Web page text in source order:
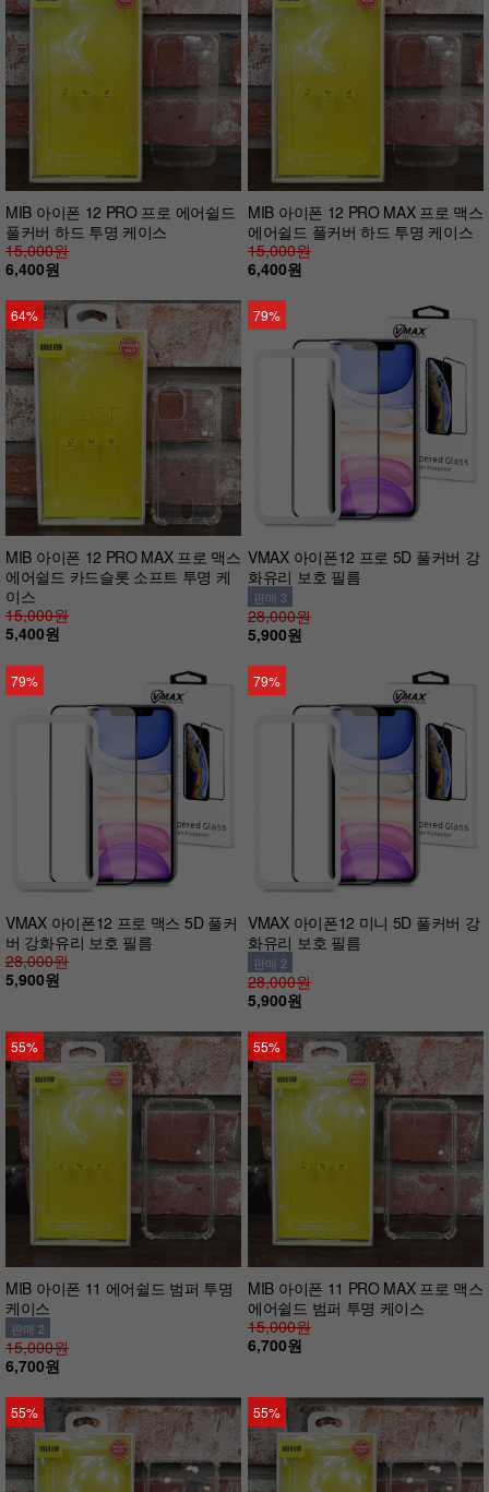
MIB 아이폰 12 PRO 프로 에어쉴드
풀커버 하드 투명 케이스
15,000원
6,400원
MIB 아이폰 12 PRO MAX 프로 맥스
에어쉴드 풀커버 하드 투명 케이스
15,000원
6,400원
64%
MIB 아이폰 12 PRO MAX 프로 맥스
에어쉴드 카드슬롯 소프트 투명 케
이스
15,000원
5,400원
79%
VMAX 아이폰12 프로 5D 풀커버 강
화유리 보호 필름
판매 3
28,000원
5,900원
79%
VMAX 아이폰12 프로 맥스 5D 풀커
버 강화유리 보호 필름
28,000원
5,900원
79%
VMAX 아이폰12 미니 5D 풀커버 강
화유리 보호 필름
판매 2
28,000원
5,900원
55%
MIB 아이폰 11 에어쉴드 범퍼 투명
케이스
판매 2
15,000원
6,700원
55%
MIB 아이폰 11 PRO MAX 프로 맥스
에어쉴드 범퍼 투명 케이스
15,000원
6,700원
55% 55%